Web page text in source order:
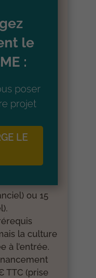
le
:
poser
projet
LE
ou 15
la culture
à l’entrée.
TTC (prise